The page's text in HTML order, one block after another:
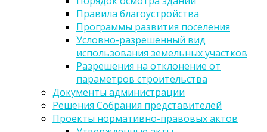
Правила благоустройства
Программы развития поселения
Условно-разрешенный вид
использования земельных участков
Разрешения на отклонение от
параметров строительства
Документы администрации
Решения Собрания представителей
Проекты нормативно-правовых актов